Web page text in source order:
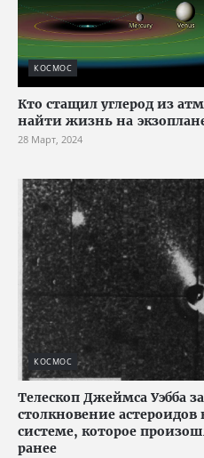
КОСМОС
Кто стащил углерод из
найти жизнь на
28 Март, 2024
КОСМОС
Телескоп Джеймса Уэбба
столкновение астероидов
системе, которое
ранее